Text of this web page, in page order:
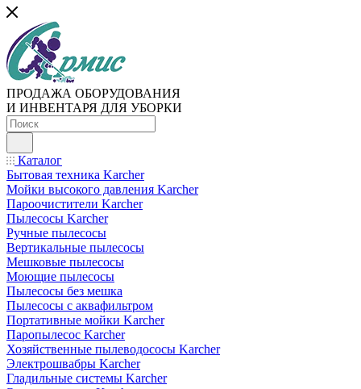
ПРОДАЖА ОБОРУДОВАНИЯ
И ИНВЕНТАРЯ ДЛЯ УБОРКИ
Каталог
Бытовая техника Karcher
Мойки высокого давления Karcher
Пароочистители Karcher
Пылесосы Karcher
Ручные пылесосы
Вертикальные пылесосы
Мешковые пылесосы
Моющие пылесосы
Пылесосы без мешка
Пылесосы с аквафильтром
Портативные мойки Karcher
Паропылесос Karcher
Хозяйственные пылеводососы Karcher
Электрошвабры Karcher
Гладильные системы Karcher